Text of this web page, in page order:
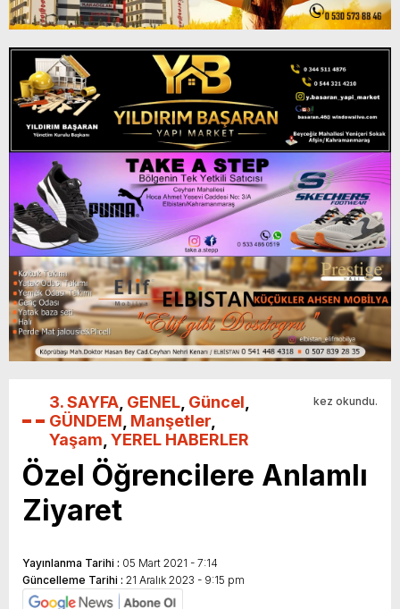
3. SAYFA GENEL Güncel
GÜNDEM Manşetler
Yaşam YEREL HABERLER
kez okundu.
Özel Öğrencilere Anlamlı
Ziyaret
Yayınlanma Tarihi : 05 Mart 2021 - 7:14
Güncelleme Tarihi : 21 Aralık 2023 - 9:15 pm